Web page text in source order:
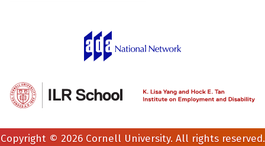
Copyright © 2026 Cornell University. All rights reserved.